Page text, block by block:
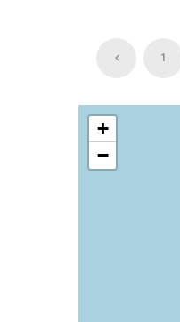
1
+
−